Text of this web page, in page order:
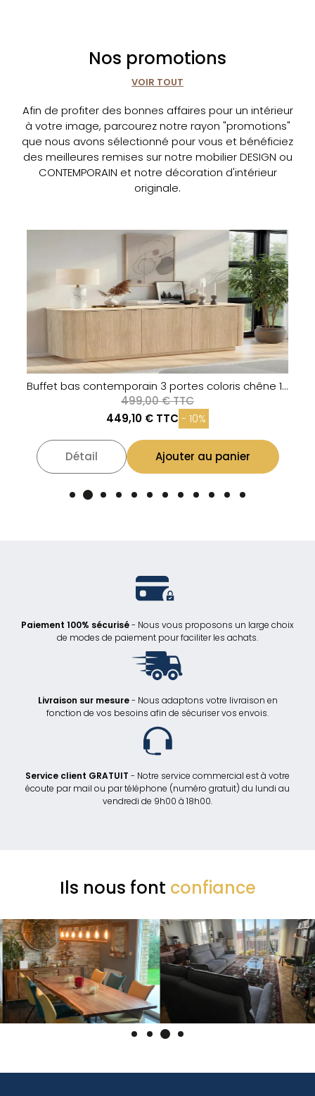
Nos promotions
VOIR TOUT
Afin de profiter des bonnes affaires pour un intérieur
à votre image, parcourez notre rayon "promotions"
que nous avons sélectionné pour vous et bénéficiez
des meilleures remises sur notre mobilier DESIGN ou
CONTEMPORAIN et notre décoration d'intérieur
originale.
Buffet bas contemporain 3 portes coloris chêne 180cm TIKA
519,00 € TTC
197,22 € TTC - 62%
Détail Ajouter au panier
Paiement 100% sécurisé- Nous vous proposons un large choix
de modes de paiement pour faciliter les achats.
Livraison sur mesure- Nous adaptons votre livraison en
fonction de vos besoins afin de sécuriser vos envois.
Service client GRATUIT - Notre service commercial est à votre
écoute par mail ou par téléphone (numéro gratuit) du lundi au
vendredi de 9h00 à 18h00.
Ils nous font confiance